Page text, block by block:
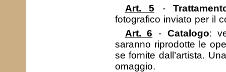
Art. 5 -
fotografico inviato per il
Art. 6 -Catalogo:
saranno riprodotte le
se fornite dall’artista.
omaggio.